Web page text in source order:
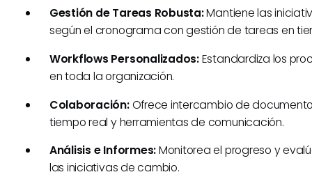
Gestión de Tareas Robusta:Mantiene las
según el cronograma con gestión de tareas en
Workflows Personalizados:Estandardiza los
en toda la organización.
Colaboración:Ofrece intercambio de
tiempo real y herramientas de comunicación.
Análisis e Informes:Monitorea el progreso y
las iniciativas de cambio.